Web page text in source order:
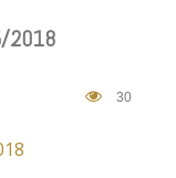
2018
30